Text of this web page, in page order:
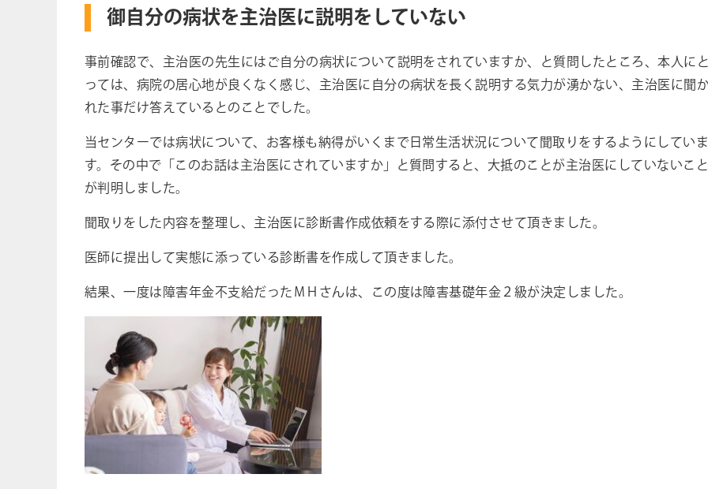
御自分の病状を主治医に説明をしていない
事前確認で、主治医の先生にはご自分の病状について説明をされていますか、と質問したところ、本人に
っては、病院の居心地が良くなく感じ、主治医に自分の病状を長く説明する気力が湧かない、主治医に聞
れた事だけ答えているとのことでした。
当センターでは病状について、お客様も納得がいくまで日常生活状況について聞取りをするようにしてい
す。その中で「このお話は主治医にされていますか」と質問すると、大抵のことが主治医にしていないこ
が判明しました。
聞取りをした内容を整理し、主治医に診断書作成依頼をする際に添付させて頂きました。
医師に提出して実態に添っている診断書を作成して頂きました。
結果、一度は障害年金不支給だったＭＨさんは、この度は障害基礎年金２級が決定しました。